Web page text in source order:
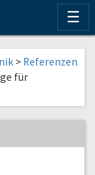
☰
> Referenzen
für